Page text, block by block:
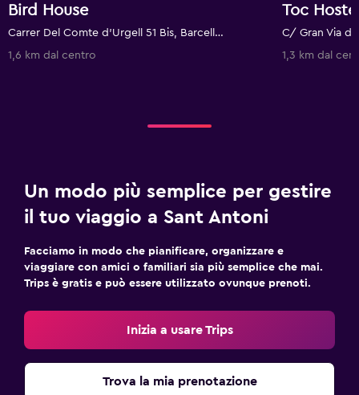
Bird House
Carrer Del Comte d'Urgell 51 Bis, Barcellona, Spagna
1,6 km dal centro
Toc
1,3 km dal
Un modo più semplice per gestire
il tuo viaggio a Sant Antoni
Facciamo in modo che pianificare, organizzare e
viaggiare con amici o familiari sia più semplice che mai.
Trips è gratis e può essere utilizzato ovunque prenoti.
Inizia a usare Trips
Trova la mia prenotazione